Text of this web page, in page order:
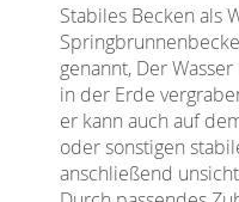
Stabiles Becken als
genannt, Der
in der Erde
er kann auch auf
oder sonstigen
anschließend